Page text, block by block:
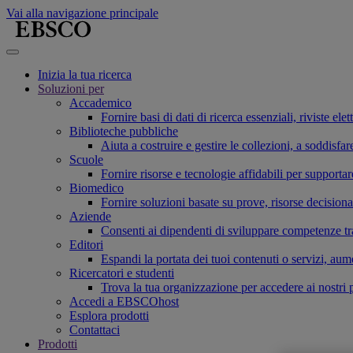
Vai alla navigazione principale
Inizia la tua ricerca
Soluzioni per
Accademico
Fornire basi di dati di ricerca essenziali, riviste
Biblioteche pubbliche
Aiuta a costruire e gestire le collezioni, a
Scuole
Fornire risorse e tecnologie affidabili per
Biomedico
Fornire soluzioni basate su prove, risorse
Aziende
Consenti ai dipendenti di sviluppare competenze
Editori
Espandi la portata dei tuoi contenuti o servizi,
Ricercatori e studenti
Trova la tua organizzazione per accedere ai
Accedi a EBSCOhost
Esplora prodotti
Contattaci
Prodotti